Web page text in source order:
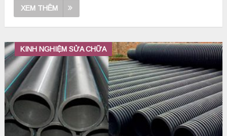
XEM THÊM
KINH NGHIỆM SỬA CHỮA